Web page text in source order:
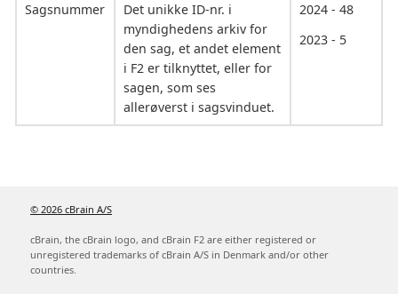
Sagsnummer
Det unikke ID-nr. i
myndighedens arkiv for
den sag, et andet element
i F2 er tilknyttet, eller for
sagen, som ses
allerøverst i sagsvinduet.
2024 - 48
2023 - 5
© 2026 cBrain A/S
cBrain, the cBrain logo, and cBrain F2 are either registered or
unregistered trademarks of cBrain A/S in Denmark and/or other
countries.